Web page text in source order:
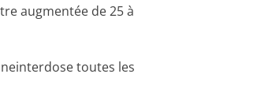
augmentée de 25 à
toutes les